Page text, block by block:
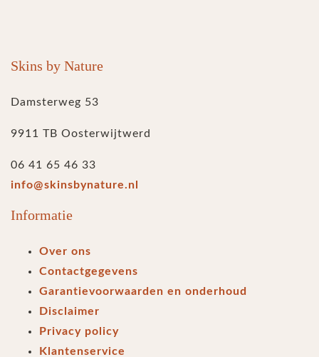
Skins by Nature
Damsterweg 53
9911 TB Oosterwijtwerd
06 41 65 46 33
info@skinsbynature.nl
Informatie
Over ons
Contactgegevens
Garantievoorwaarden en onderhoud
Disclaimer
Privacy policy
Klantenservice